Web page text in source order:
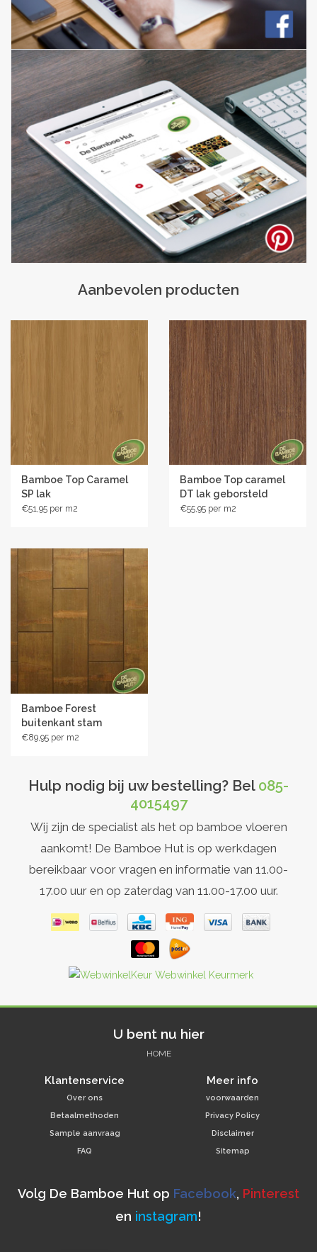
Aanbevolen producten
Bamboe Top Caramel
SP lak
€51,95
Bamboe Top caramel
DT lak geborsteld
€55,95
Bamboe Forest
buitenkant stam
€89,95
Hulp nodig bij uw bestelling? Bel 085-
4015497
Wij zijn de specialist als het op bamboe vloeren
aankomt! De Bamboe Hut is op werkdagen
bereikbaar voor vragen en informatie van 11.00-
17.00 uur en op zaterdag van 11.00-17.00 uur.
U bent nu hier
HOME
Klantenservice
Over ons
Betaalmethoden
Sample aanvraag
FAQ
Meer info
voorwaarden
Privacy Policy
Disclaimer
Sitemap
Volg De Bamboe Hut op Facebook, Pinterest
en instagram!